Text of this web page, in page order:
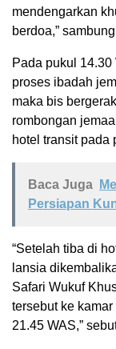
mendengarkan
berdoa,”
Pada pukul
proses ibadah
maka bis
rombongan
hotel transit pada
Baca Juga
Persiapan
“Setelah tiba di
lansia
Safari Wukuf
tersebut ke
21.45 WAS,”